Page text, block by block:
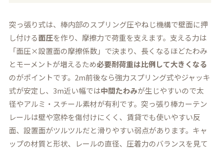
突っ張り式は、棒内部のスプリング圧やねじ機構で壁面に押
し付ける面圧を作り、摩擦力で荷重を支えます。支える力は
「面圧×設置面の摩擦係数」で決まり、長くなるほどたわみ
とモーメントが増えるため必要耐荷重は比例して大きくなる
のがポイントです。2m前後なら強力スプリング式やジャッキ
式が安定し、3m近い幅では中間たわみが生じやすいので太
径やアルミ・スチール素材が有利です。突っ張り棒カーテン
レールは壁や窓枠を傷付けにくく、賃貸でも使いやすい反
面、設置面がツルツルだと滑りやすい弱点があります。キャ
ップの材質と形状、レールの直径、圧着力のバランスを見て